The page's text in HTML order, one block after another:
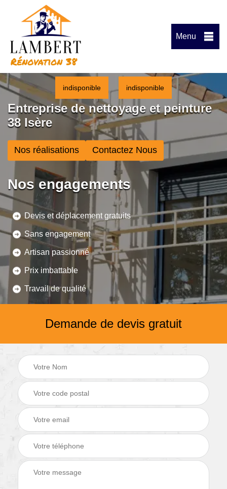
Menu
indisponible indisponible
Entreprise de nettoyage et peinture
38 Isère
Nos réalisations Contactez Nous
Nos engagements
Devis et déplacement gratuits
Sans engagement
Artisan passionné
Prix imbattable
Travail de qualité
Demande de devis gratuit